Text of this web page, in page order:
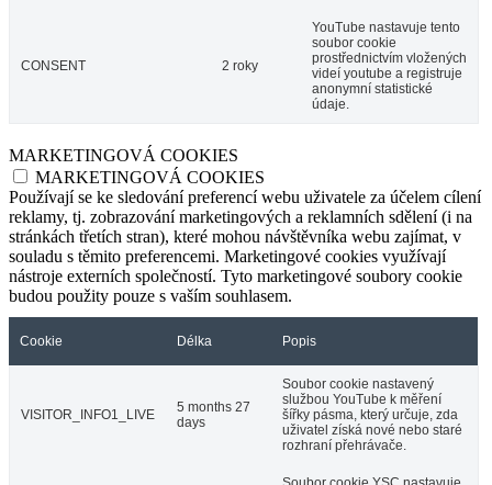
CONSENT 2 roky
YouTube nastavuje tento
soubor cookie
prostřednictvím vložených
videí youtube a registruje
anonymní statistické
údaje.
MARKETINGOVÁ COOKIES
MARKETINGOVÁ COOKIES
Používají se ke sledování preferencí webu uživatele za účelem cílení
reklamy, tj. zobrazování marketingových a reklamních sdělení (i na
stránkách třetích stran), které mohou návštěvníka webu zajímat, v
souladu s těmito preferencemi. Marketingové cookies využívají
nástroje externích společností. Tyto marketingové soubory cookie
budou použity pouze s vaším souhlasem.
Cookie Délka Popis
VISITOR_INFO1_LIVE
5 months 27
days
Soubor cookie nastavený
službou YouTube k měření
šířky pásma, který určuje, zda
uživatel získá nové nebo staré
rozhraní přehrávače.